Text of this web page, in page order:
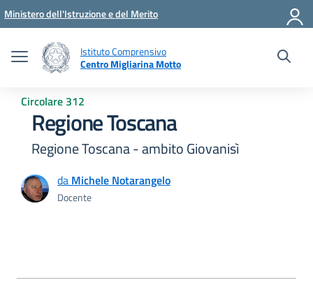
Vai ai contenuti
Vai al menu di navigazione
Vai al footer
Ministero dell'Istruzione e del Merito
Istituto Comprensivo
Centro Migliarina Motto
Circolare 312
Regione Toscana
Regione Toscana - ambito Giovanisì
da Michele Notarangelo
Docente